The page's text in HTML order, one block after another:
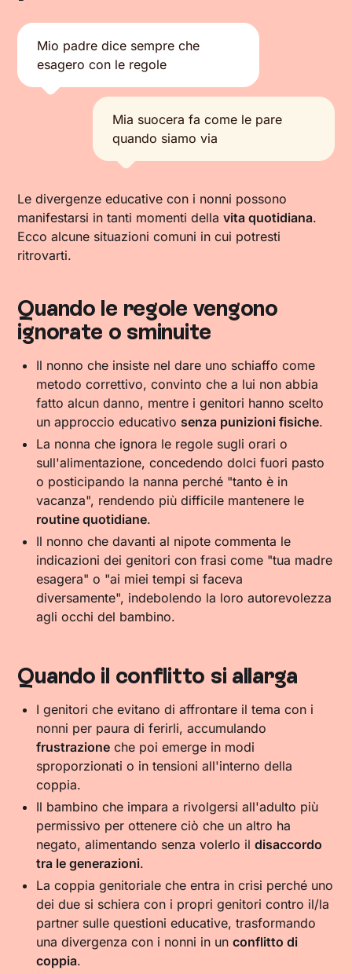
Mio padre dice sempre che
esagero con le regole
Mia suocera fa come le pare
quando siamo via
Le divergenze educative con i nonni possono
manifestarsi in tanti momenti dellavita quotidiana.
Ecco alcune situazioni comuni in cui potresti
ritrovarti.
Quando le regole vengono
ignorate o sminuite
Il nonno che insiste nel dare uno schiaffo come
metodo correttivo, convinto che a lui non abbia
fatto alcun danno, mentre i genitori hanno scelto
un approccio educativo senza punizioni fisiche.
La nonna che ignora le regole sugli orari o
sull'alimentazione, concedendo dolci fuori pasto
o posticipando la nanna perché "tanto è in
vacanza", rendendo più difficile mantenere le
routine quotidiane.
Il nonno che davanti al nipote commenta le
indicazioni dei genitori con frasi come "tua madre
esagera" o "ai miei tempi si faceva
diversamente", indebolendo la loro autorevolezza
agli occhi del bambino.
Quando il conflitto si allarga
I genitori che evitano di affrontare il tema con i
nonni per paura di ferirli, accumulando
frustrazione che poi emerge in modi
sproporzionati o in tensioni all'interno della
coppia.
Il bambino che impara a rivolgersi all'adulto più
permissivo per ottenere ciò che un altro ha
negato, alimentando senza volerlo ildisaccordo
tra le generazioni.
La coppia genitoriale che entra in crisi perché uno
dei due si schiera con i propri genitori contro il/la
partner sulle questioni educative, trasformando
una divergenza con i nonni in unconflitto di
coppia.